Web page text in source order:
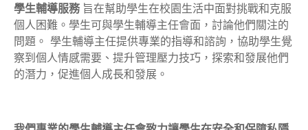
學生輔導服務 旨在幫助學生在校園生活中面對挑戰和克服
個人困難。學生可與學生輔導主任會面，討論他們關注的
問題。 學生輔導主任提供專業的指導和諮詢，協助學生覺
察到個人情感需要、提升管理壓力技巧，探索和發展他們
的潛力，促進個人成長和發展。